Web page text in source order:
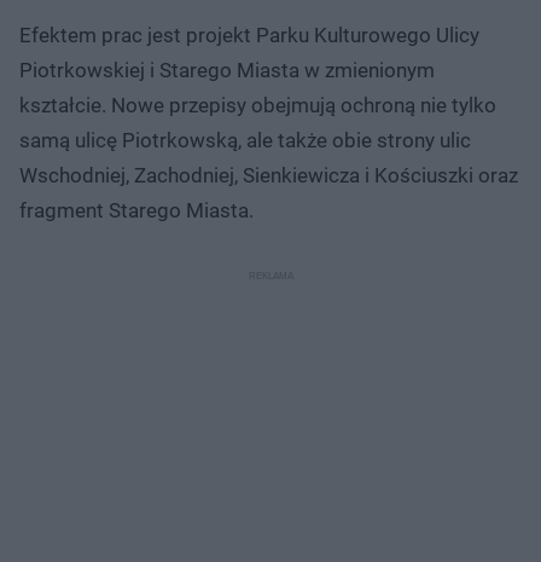
Efektem prac jest projekt Parku Kulturowego Ulicy
Piotrkowskiej i Starego Miasta w zmienionym
kształcie. Nowe przepisy obejmują ochroną nie tylko
samą ulicę Piotrkowską, ale także obie strony ulic
Wschodniej, Zachodniej, Sienkiewicza i Kościuszki oraz
fragment Starego Miasta.